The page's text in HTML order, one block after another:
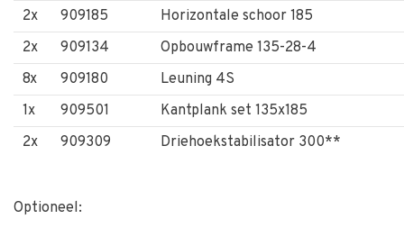
2x
909185
Horizontale schoor 185
2x
909134
Opbouwframe 135-28-4
8x
909180
Leuning 4S
1x
909501
Kantplank set 135x185
2x
909309 Driehoekstabilisator 300**
Optioneel: